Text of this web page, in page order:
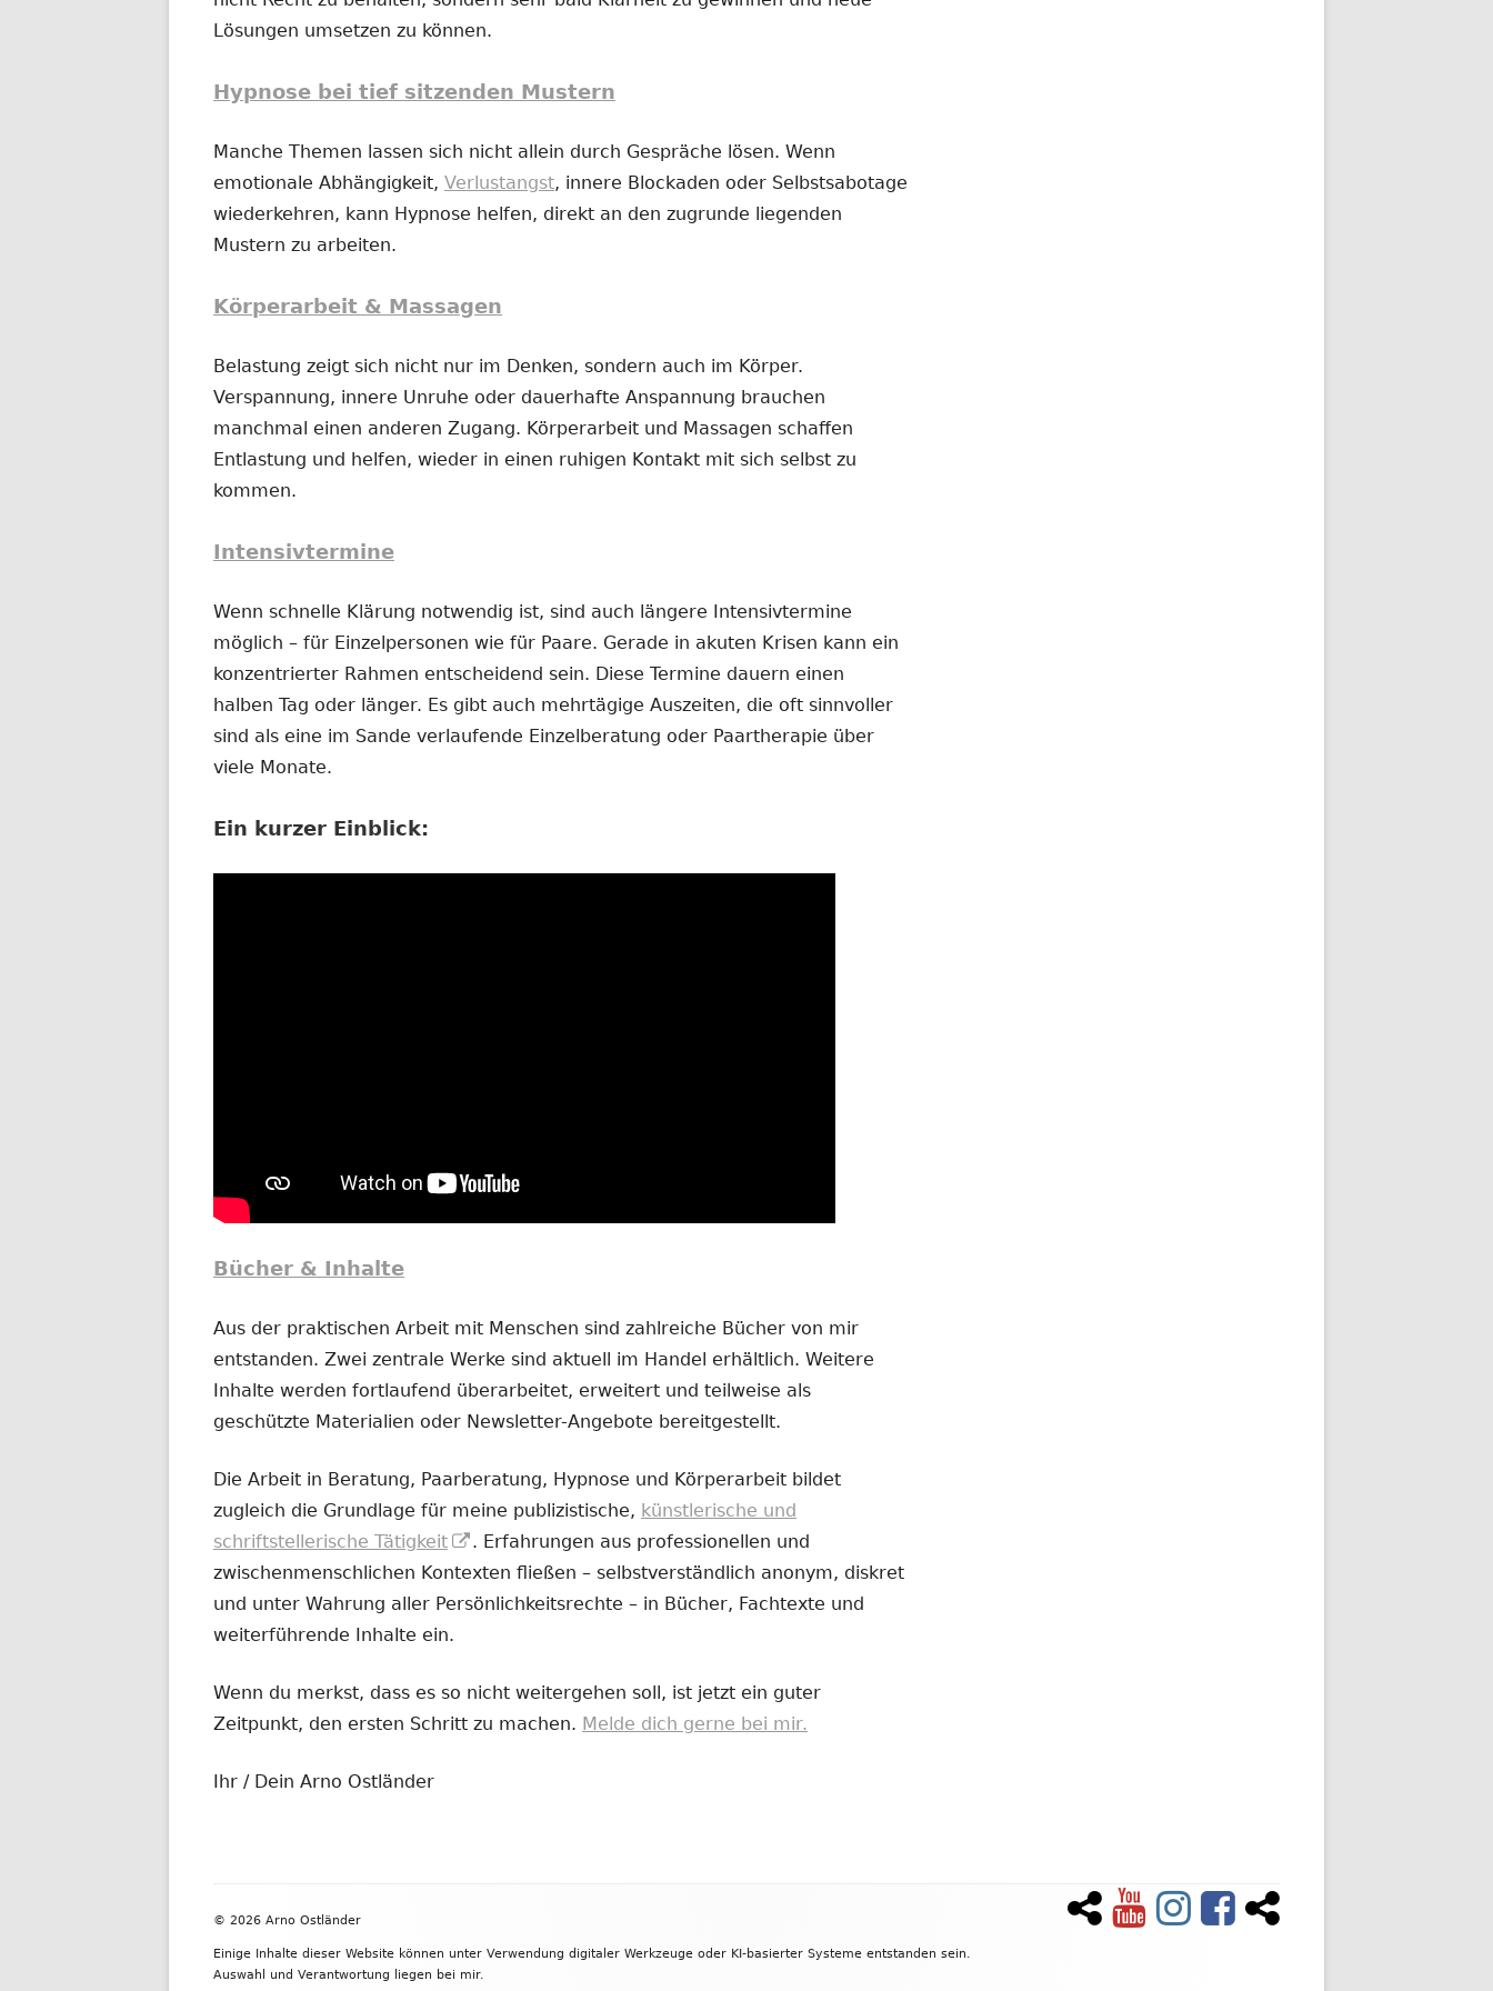
Lösungen umsetzen zu können.
Hypnose bei tief sitzenden Mustern
Manche Themen lassen sich nicht allein durch Gespräche lösen. Wenn
emotionale Abhängigkeit, Verlustangst, innere Blockaden oder Selbstsabotage
wiederkehren, kann Hypnose helfen, direkt an den zugrunde liegenden
Mustern zu arbeiten.
Körperarbeit & Massagen
Belastung zeigt sich nicht nur im Denken, sondern auch im Körper.
Verspannung, innere Unruhe oder dauerhafte Anspannung brauchen
manchmal einen anderen Zugang. Körperarbeit und Massagen schaffen
Entlastung und helfen, wieder in einen ruhigen Kontakt mit sich selbst zu
kommen.
Intensivtermine
Wenn schnelle Klärung notwendig ist, sind auch längere Intensivtermine
möglich – für Einzelpersonen wie für Paare. Gerade in akuten Krisen kann ein
konzentrierter Rahmen entscheidend sein. Diese Termine dauern einen
halben Tag oder länger. Es gibt auch mehrtägige Auszeiten, die oft sinnvoller
sind als eine im Sande verlaufende Einzelberatung oder Paartherapie über
viele Monate.
Ein kurzer Einblick:
Bücher & Inhalte
Aus der praktischen Arbeit mit Menschen sind zahlreiche Bücher von mir
entstanden. Zwei zentrale Werke sind aktuell im Handel erhältlich. Weitere
Inhalte werden fortlaufend überarbeitet, erweitert und teilweise als
geschützte Materialien oder Newsletter-Angebote bereitgestellt.
Die Arbeit in Beratung, Paarberatung, Hypnose und Körperarbeit bildet
zugleich die Grundlage für meine publizistische, künstlerische und
schriftstellerische Tätigkeit
In
neuem
Fenster
. Erfahrungen aus professionellen und
zwischenmenschlichen Kontexten fließen – selbstverständlich anonym, diskret
und unter Wahrung aller Persönlichkeitsrechte – in Bücher, Fachtexte und
weiterführende Inhalte ein.
Wenn du merkst, dass es so nicht weitergehen soll, ist jetzt ein guter
Zeitpunkt, den ersten Schritt zu machen. Melde dich gerne bei mir.
Ihr / Dein Arno Ostländer
Inhalt
© 2026 Arno Ostländer
Einige Inhalte dieser Website können unter Verwendung digitaler Werkzeuge oder KI-basierter Systeme entstanden sein.
Auswahl und Verantwortung liegen bei mir.
NewsletterYouTubeInstagramFacebookTiktok